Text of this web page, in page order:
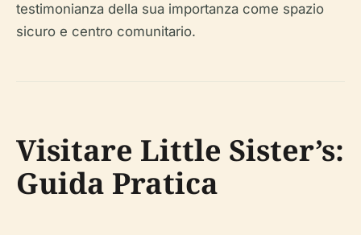
testimonianza della sua importanza come spazio
sicuro e centro comunitario.
Visitare Little Sister’s:
Guida Pratica